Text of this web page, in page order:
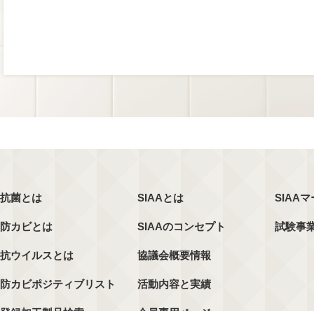
抗菌とは
防カビとは
抗ウイルスとは
防カビポジティブリスト
SIAAとは
SIAAのコンセプト
協議会概要情報
活動内容と実績
SIAAマ
試験事